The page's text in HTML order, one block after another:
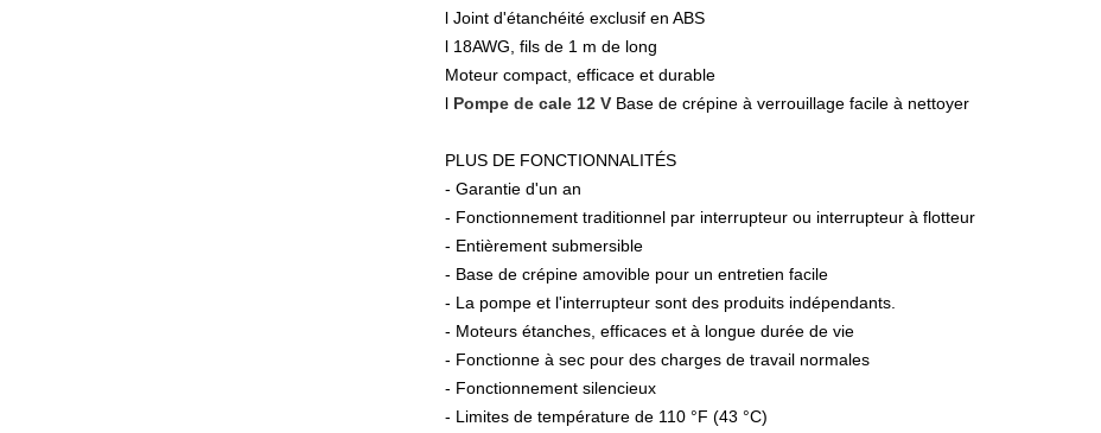
l Joint d'étanchéité exclusif en ABS
l 18AWG, fils de 1 m de long
Moteur compact, efficace et durable
l Pompe de cale 12 V Base de crépine à verrouillage facile à nettoyer
PLUS DE FONCTIONNALITÉS
- Garantie d'un an
- Fonctionnement traditionnel par interrupteur ou interrupteur à flotteur
- Entièrement submersible
- Base de crépine amovible pour un entretien facile
- La pompe et l'interrupteur sont des produits indépendants.
- Moteurs étanches, efficaces et à longue durée de vie
- Fonctionne à sec pour des charges de travail normales
- Fonctionnement silencieux
- Limites de température de 110 °F (43 °C)